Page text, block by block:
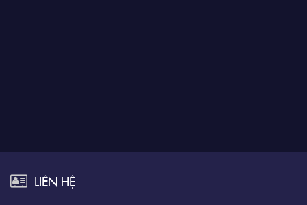
LIÊN HỆ